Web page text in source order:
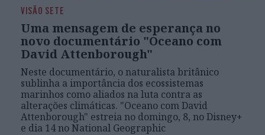
VISÃO SETE
Uma mensagem de esperança no
novo documentário "Oceano com
David Attenborough"
Neste documentário, o naturalista britânico
sublinha a importância dos ecossistemas
marinhos como aliados na luta contra as
alterações climáticas. "Oceano com David
Attenborough" estreia no domingo, 8, no Disney+
e dia 14 no National Geographic